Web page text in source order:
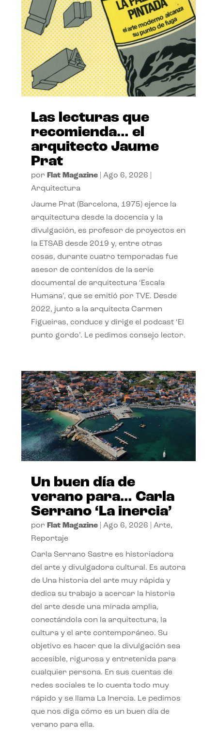
Las lecturas que
recomienda… el
arquitecto Jaume
Prat
por Flat Magazine| Ago 6, 2026
Arquitectura
Jaume Prat (Barcelona, 1975) ejerce la
arquitectura desde la docencia y la
divulgación, es profesor de proyectos en
la ETSAB desde 2019 y, entre otras
cosas, durante cuatro temporadas fue
asesor de contenidos de la serie
documental de arquitectura ‘Escala
Humana’, que se emitió por TVE. Desde
2022, junto a la arquitecta Carmen
Figueiras, conduce y dirige el podcast ‘El
punto gordo’. Le pedimos consejo lector.
Un buen día de
verano para… Carla
Serrano ‘La inercia’
por Flat Magazine| Ago 6, 2026 Arte,
Reportaje
Carla Serrano Sastre es historiadora
del arte y divulgadora cultural. Es autora
de Una historia del arte muy rápida y
dedica su trabajo a acercar la historia
del arte desde una mirada amplia,
conectándola con la arquitectura, la
cultura y el arte contemporáneo. Su
objetivo es hacer que la divulgación sea
accesible, rigurosa y entretenida para
cualquier persona. En sus cuentas de
redes sociales te lo cuenta todo muy
rápido y se llama La Inercia. Le pedimos
que nos diga cómo es un buen día de
verano para ella.